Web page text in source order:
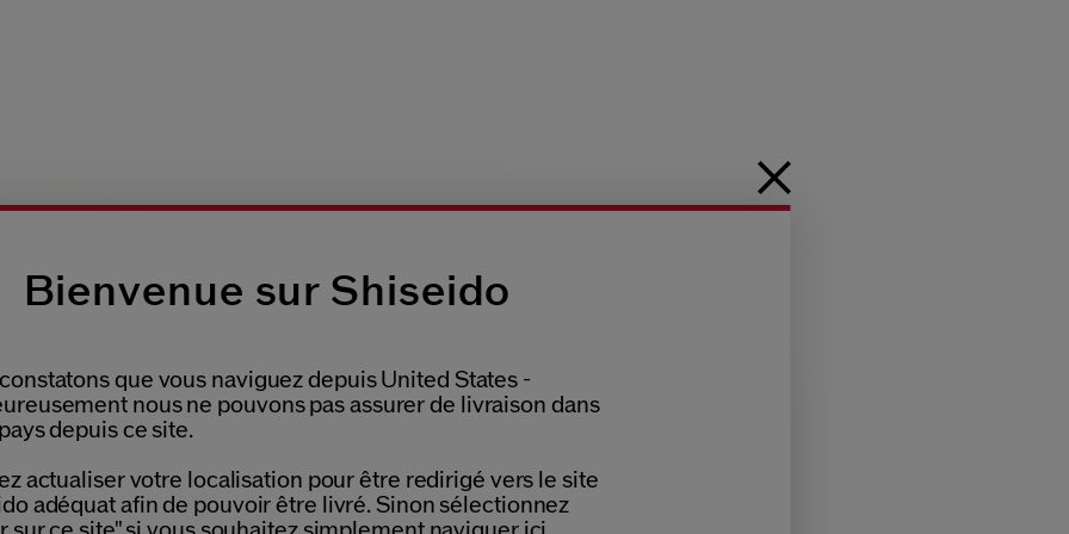
Please select language
Bienvenue sur Shiseido
que vous naviguez depuis United States -
nous ne pouvons pas assurer de livraison dans
depuis ce site.
actualiser votre localisation pour être redirigé vers le site
adéquat afin de pouvoir être livré. Sinon sélectionnez